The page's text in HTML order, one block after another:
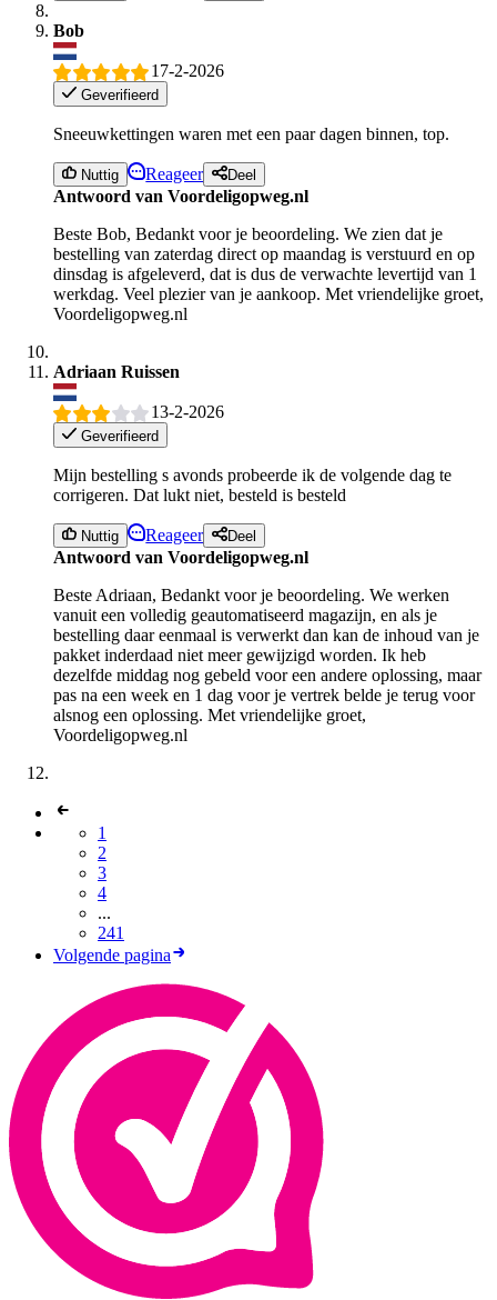
Bob
17-2-2026
Geverifieerd
Sneeuwkettingen waren met een paar dagen binnen, top.
Nuttig Reageer Deel
Antwoord van Voordeligopweg.nl
Beste Bob, Bedankt voor je beoordeling. We zien dat je
bestelling van zaterdag direct op maandag is verstuurd en op
dinsdag is afgeleverd, dat is dus de verwachte levertijd van 1
werkdag. Veel plezier van je aankoop. Met vriendelijke groet,
Voordeligopweg.nl
Adriaan Ruissen
13-2-2026
Geverifieerd
Mijn bestelling s avonds probeerde ik de volgende dag te
corrigeren. Dat lukt niet, besteld is besteld
Nuttig Reageer Deel
Antwoord van Voordeligopweg.nl
Beste Adriaan, Bedankt voor je beoordeling. We werken
vanuit een volledig geautomatiseerd magazijn, en als je
bestelling daar eenmaal is verwerkt dan kan de inhoud van je
pakket inderdaad niet meer gewijzigd worden. Ik heb
dezelfde middag nog gebeld voor een andere oplossing, maar
pas na een week en 1 dag voor je vertrek belde je terug voor
alsnog een oplossing. Met vriendelijke groet,
Voordeligopweg.nl
1
2
3
4
...
241
Volgende pagina